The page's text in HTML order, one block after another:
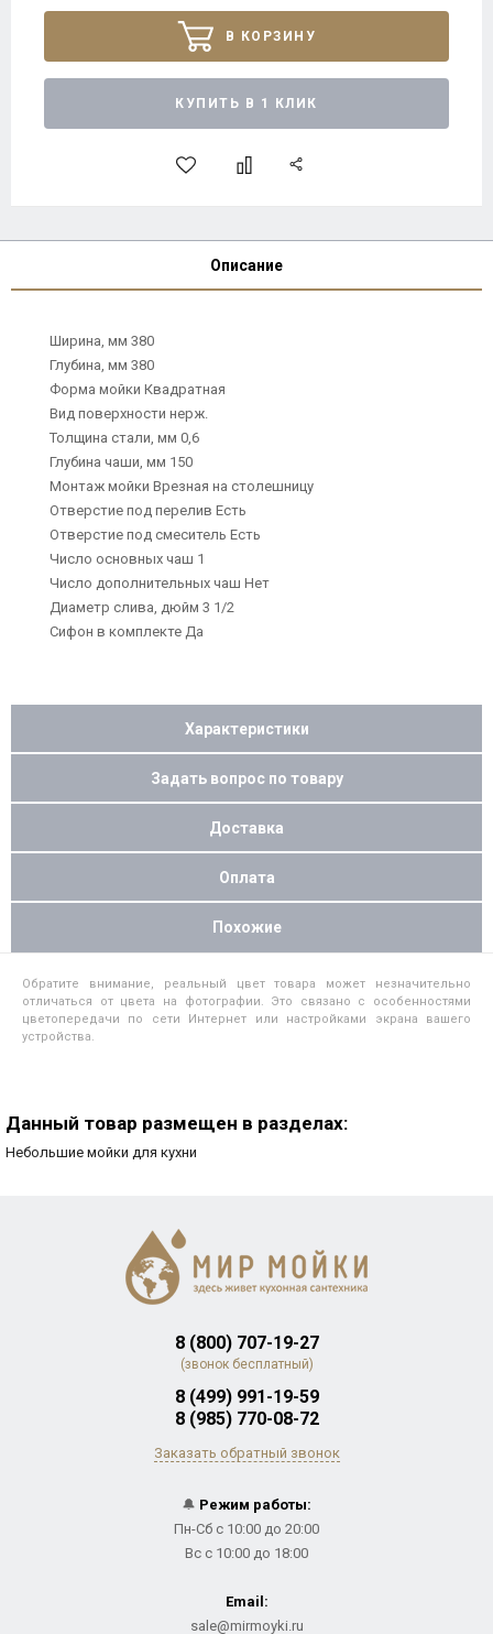
В КОРЗИНУ
КУПИТЬ В 1 КЛИК
Описание
Ширина, мм 380
Глубина, мм 380
Форма мойки Квадратная
Вид поверхности нерж.
Толщина стали, мм 0,6
Глубина чаши, мм 150
Монтаж мойки Врезная на столешницу
Отверстие под перелив Есть
Отверстие под смеситель Есть
Число основных чаш 1
Число дополнительных чаш Нет
Диаметр слива, дюйм 3 1/2
Сифон в комплекте Да
Характеристики
Задать вопрос по товару
Доставка
Оплата
Похожие
Обратите внимание, реальный цвет товара может незначительно
отличаться от цвета на фотографии. Это связано с особенностями
цветопередачи по сети Интернет или настройками экрана вашего
устройства.
Данный товар размещен в разделах:
Небольшие мойки для кухни
8 (800) 707-19-27
(звонок бесплатный)
8 (499) 991-19-59
8 (985) 770-08-72
Заказать обратный звонок
🔔 Режим работы:
Пн-Сб с 10:00 до 20:00
Вс с 10:00 до 18:00
Email:
sale@mirmoyki.ru